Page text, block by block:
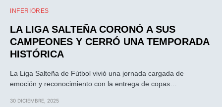
INFERIORES
LA LIGA SALTEÑA CORONÓ A SUS
CAMPEONES Y CERRÓ UNA TEMPORADA
HISTÓRICA
La Liga Salteña de Fútbol vivió una jornada cargada de
emoción y reconocimiento con la entrega de copas…
30 DICIEMBRE, 2025